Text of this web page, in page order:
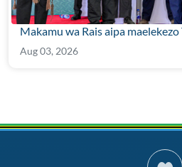
Makamu wa Rais aipa
Aug 03, 2026